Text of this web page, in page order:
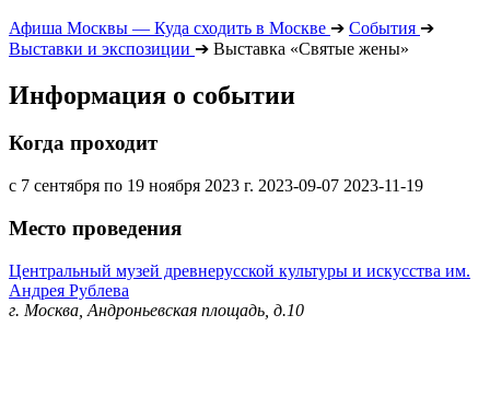
Афиша Москвы — Куда сходить в Москве ➔ События ➔
Выставки и экспозиции ➔ Выставка «Святые жены»
Информация о событии
Когда проходит
с 7 сентября по 19 ноября 2023 г. 2023-09-07 2023-11-19
Место проведения
Центральный музей древнерусской культуры и искусства им.
Андрея Рублева
г. Москва, Андроньевская площадь, д.10